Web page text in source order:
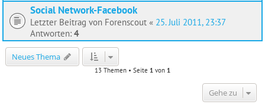
Social Network-Facebook
Letzter Beitrag von Forenscout « 25. Juli 2011, 23:37
Antworten: 4
Neues Thema
13 Themen • Seite 1 von 1
Gehe zu